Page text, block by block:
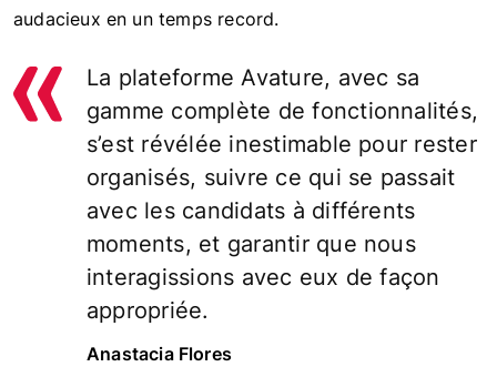
audacieux en un temps record.
La plateforme Avature, avec sa
gamme complète de fonctionnalités,
s’est révélée inestimable pour rester
organisés, suivre ce qui se passait
avec les candidats à différents
moments, et garantir que nous
interagissions avec eux de façon
appropriée.
Anastacia Flores